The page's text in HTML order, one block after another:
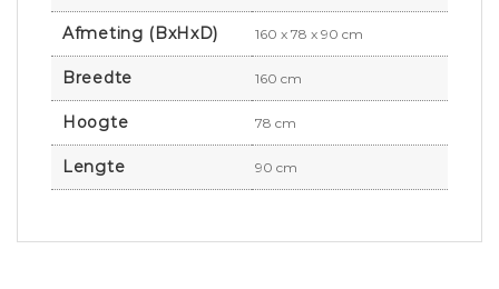
Afmeting (BxHxD) 160 x 78 x 90 cm
Breedte 160 cm
Hoogte 78 cm
Lengte 90 cm